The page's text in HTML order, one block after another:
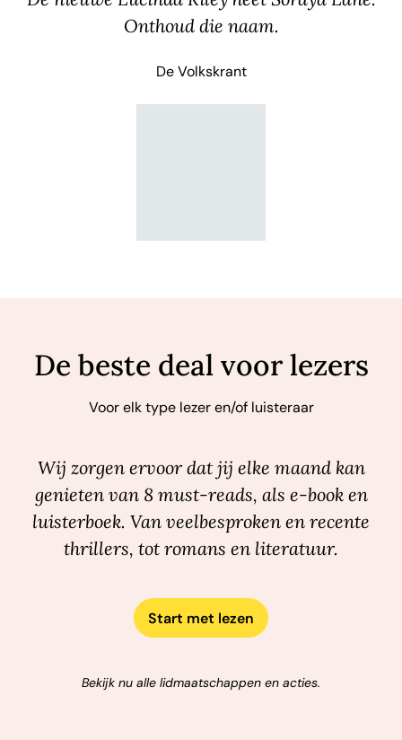
Onthoud die naam.
De Volkskrant
De beste deal voor lezers
Voor elk type lezer en/of luisteraar
Wij zorgen ervoor dat jij elke maand kan
genieten van 8 must-reads, als e-book en
luisterboek. Van veelbesproken en recente
thrillers, tot romans en literatuur.
Start met lezen
Bekijk nu alle lidmaatschappen en acties.